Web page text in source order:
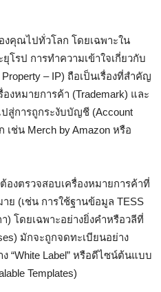
คุณไปทั่วโลก โดยเฉพาะใน
โรป การทำความเข้าใจเกี่ยวกับ
– IP) ถือเป็นเรื่องที่สำคัญ
งหมายการค้า (Trademark) และ
สู่การถูกระงับบัญชี (Account
ช่น Merch by Amazon หรือ
งตรวจสอบเครื่องหมายการค้าที่
ย (เช่น การใช้ฐานข้อมูล TESS
) โดยเฉพาะอย่างยิ่งคำหรือวลีที่
มักจะถูกจดทะเบียนอย่าง
“White Label” หรือดีไซน์ต้นแบบ
Templates)